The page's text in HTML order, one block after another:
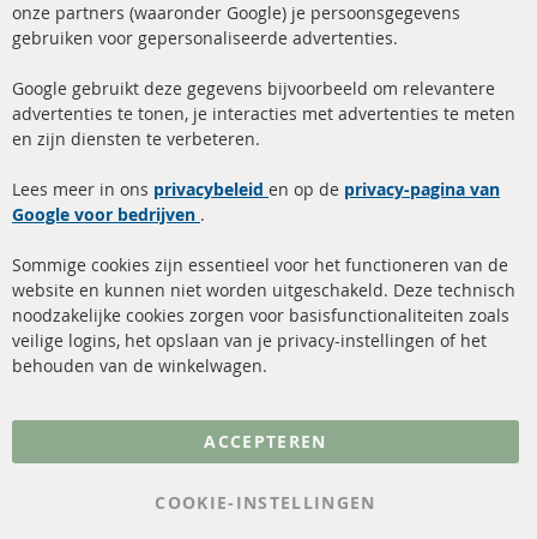
ma-do: 09-17 u, vr Fr 09-16 u
info@contra-automotive.de
facebook
instagram
Snelle links
Roetfilter reiniging
Katalysator (KAT)
sensoren
FAQ
Kundenservice
Verzendingskosten
Contact
Annuleer contract
Gegevensbescherming
onze partners (waaronder Google) je persoonsgegevens
gebruiken voor gepersonaliseerde advertenties.
Google gebruikt deze gegevens bijvoorbeeld om relevantere
advertenties te tonen, je interacties met advertenties te meten
en zijn diensten te verbeteren.
Lees meer in ons privacybeleid en op de privacy-pagina van
Google voor bedrijven .
Sommige cookies zijn essentieel voor het functioneren van de
website en kunnen niet worden uitgeschakeld. Deze technisch
noodzakelijke cookies zorgen voor basisfunctionaliteiten zoals
veilige logins, het opslaan van je privacy-instellingen of het
behouden van de winkelwagen.
ACCEPTEREN
COOKIE-INSTELLINGEN